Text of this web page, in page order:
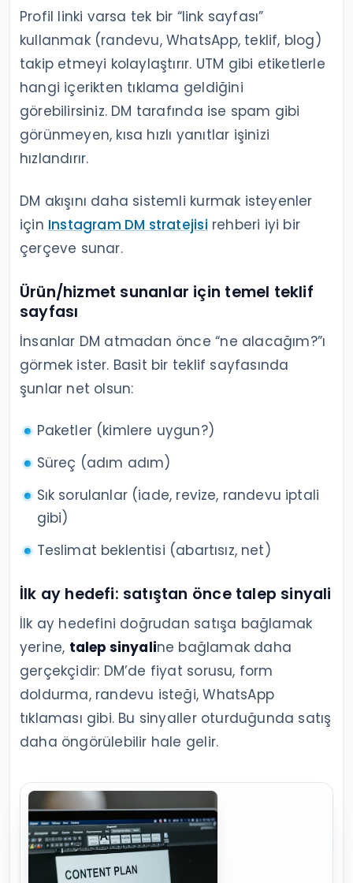
Profil linki varsa tek bir “link sayfası”
kullanmak (randevu, WhatsApp, teklif, blog)
takip etmeyi kolaylaştırır. UTM gibi etiketlerle
hangi içerikten tıklama geldiğini
görebilirsiniz. DM tarafında ise spam gibi
görünmeyen, kısa hızlı yanıtlar işinizi
hızlandırır.
DM akışını daha sistemli kurmak isteyenler
için Instagram DM stratejisi rehberi iyi bir
çerçeve sunar.
Ürün/hizmet sunanlar için temel teklif
sayfası
İnsanlar DM atmadan önce “ne alacağım?”ı
görmek ister. Basit bir teklif sayfasında
şunlar net olsun:
Paketler (kimlere uygun?)
Süreç (adım adım)
Sık sorulanlar (iade, revize, randevu iptali
gibi)
Teslimat beklentisi (abartısız, net)
İlk ay hedefi: satıştan önce talep sinyali
İlk ay hedefini doğrudan satışa bağlamak
yerine, talep sinyaline bağlamak daha
gerçekçidir: DM’de fiyat sorusu, form
doldurma, randevu isteği, WhatsApp
tıklaması gibi. Bu sinyaller oturduğunda satış
daha öngörülebilir hale gelir.